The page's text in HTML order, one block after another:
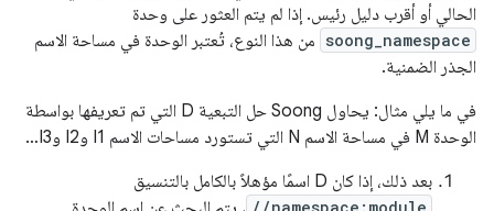
الحالي أو أقرب دليل رئيس. إذا لم يتم العثور على وحدة
soong_namespace من هذا النوع، تُعتبر الوحدة في مساحة الاسم
الجذر الضمنية.
في ما يلي مثال: يحاول Soong حل التبعية D التي تم تعريفها بواسطة
الوحدة M في مساحة الاسم N التي تستورد مساحات الاسم I1 وI2 وI3…
بعد ذلك، إذا كان D اسمًا مؤهلاً بالكامل بالتنسيق